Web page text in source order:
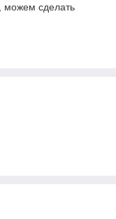
можем сделать